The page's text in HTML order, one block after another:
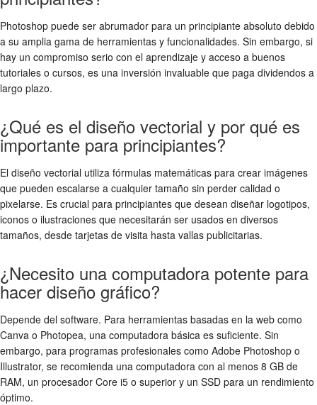
Photoshop puede ser abrumador para un principiante absoluto debido
a su amplia gama de herramientas y funcionalidades. Sin embargo, si
hay un compromiso serio con el aprendizaje y acceso a buenos
tutoriales o cursos, es una inversión invaluable que paga dividendos a
largo plazo.
¿Qué es el diseño vectorial y por qué es
importante para principiantes?
El diseño vectorial utiliza fórmulas matemáticas para crear imágenes
que pueden escalarse a cualquier tamaño sin perder calidad o
pixelarse. Es crucial para principiantes que desean diseñar logotipos,
iconos o ilustraciones que necesitarán ser usados en diversos
tamaños, desde tarjetas de visita hasta vallas publicitarias.
¿Necesito una computadora potente para
hacer diseño gráfico?
Depende del software. Para herramientas basadas en la web como
Canva o Photopea, una computadora básica es suficiente. Sin
embargo, para programas profesionales como Adobe Photoshop o
Illustrator, se recomienda una computadora con al menos 8 GB de
RAM, un procesador Core i5 o superior y un SSD para un rendimiento
óptimo.